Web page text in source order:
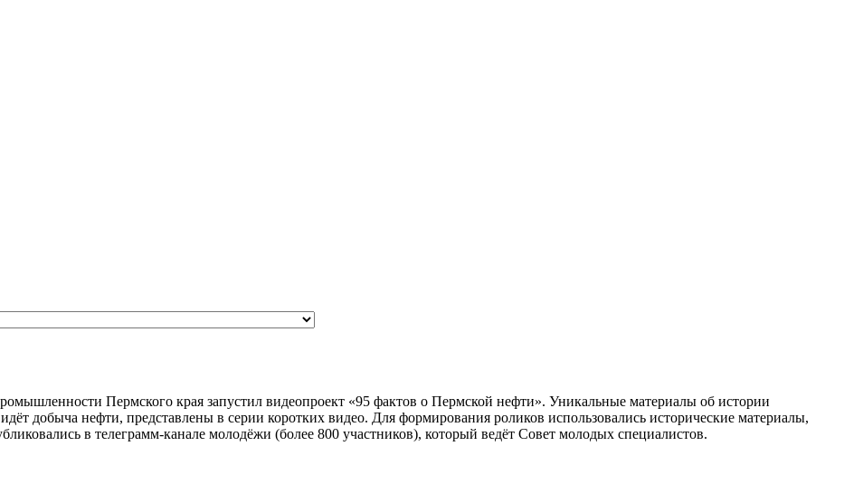
Пермского края запустил видеопроект «95 фактов о Пермской нефти». Уникальные материалы об истории
добыча нефти, представлены в серии коротких видео. Для формирования роликов использовались исторические материалы,
в телеграмм-канале молодёжи (более 800 участников), который ведёт Совет молодых специалистов.